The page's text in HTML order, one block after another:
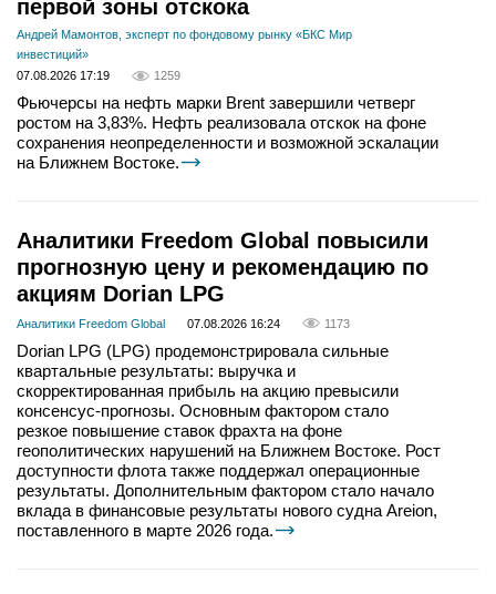
первой зоны отскока
Андрей Мамонтов, эксперт по фондовому рынку «БКС Мир
инвестиций»
07.08.2026 17:19
1259
Фьючерсы на нефть марки Brent завершили четверг
ростом на 3,83%. Нефть реализовала отскок на фоне
сохранения неопределенности и возможной эскалации
на Ближнем Востоке.
Аналитики Freedom Global повысили
прогнозную цену и рекомендацию по
акциям Dorian LPG
Аналитики Freedom Global 07.08.2026 16:24 1173
Dorian LPG (LPG) продемонстрировала сильные
квартальные результаты: выручка и
скорректированная прибыль на акцию превысили
консенсус-прогнозы. Основным фактором стало
резкое повышение ставок фрахта на фоне
геополитических нарушений на Ближнем Востоке. Рост
доступности флота также поддержал операционные
результаты. Дополнительным фактором стало начало
вклада в финансовые результаты нового судна Areion,
поставленного в марте 2026 года.